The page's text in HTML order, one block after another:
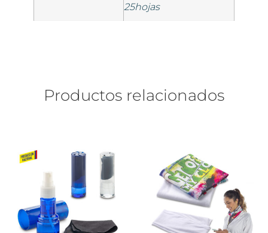
25hojas
Productos relacionados